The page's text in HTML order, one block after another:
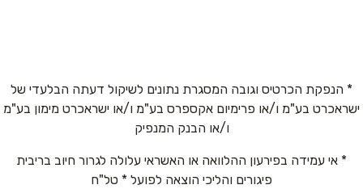
טלפון*
* הנפקת הכרטיס וגובה המסגרת נתונים לשיקול דעתה הבלעדי של
ישראכרט בע"מ ו/או פרימיום אקספרס בע"מ ו/או ישראכרט מימון בע"מ
ו/או הבנק המנפיק
* אי עמידה בפירעון ההלוואה או האשראי עלולה לגרור חיוב בריבית
פיגורים והליכי הוצאה לפועל * טל"ח